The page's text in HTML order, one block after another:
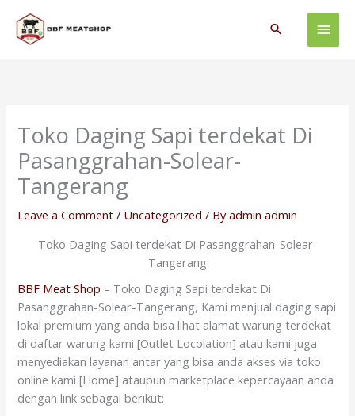
content
Main
Search
Toko Daging Sapi terdekat Di
Pasanggrahan-Solear-
Tangerang
Leave a Comment / Uncategorized / Byadmin admin
Toko Daging Sapi terdekat Di Pasanggrahan-Solear-
Tangerang
BBF Meat Shop – Toko Daging Sapi terdekat Di
Pasanggrahan-Solear-Tangerang, Kami menjual daging sapi
lokal premium yang anda bisa lihat alamat warung terdekat
di daftar warung kami [Outlet Locolation] atau kami juga
menyediakan layanan antar yang bisa anda akses via toko
online kami [Home] ataupun marketplace kepercayaan anda
dengan link sebagai berikut: